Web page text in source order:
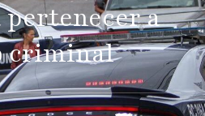
pertenecer a
criminal